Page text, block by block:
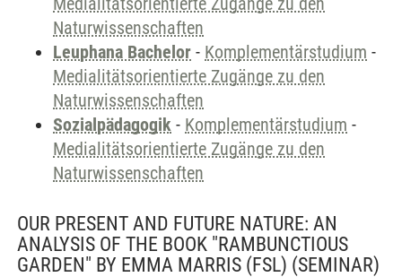
Naturwissenschaften
Leuphana Bachelor - Komplementärstudium -
Medialitätsorientierte Zugänge zu den
Naturwissenschaften
Sozialpädagogik - Komplementärstudium -
Medialitätsorientierte Zugänge zu den
Naturwissenschaften
OUR PRESENT AND FUTURE NATURE: AN
ANALYSIS OF THE BOOK "RAMBUNCTIOUS
GARDEN" BY EMMA MARRIS (FSL) (SEMINAR)